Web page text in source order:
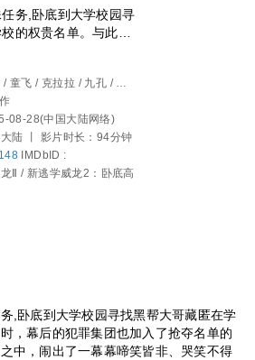
务,卧底到大学校园寻
的权贵名单。与此同
中，闹出了一幕幕啼
精彩场面。
/ 童飞 / 克拉拉 / 九孔 / 句
杰 / 刘頔 / 张春仲 / 邢瀚卿
08-28(中国大陆网络)
陆 丨 影片时长：94分钟
IMDbID :
Ⅱ / 新逃学威龙2：卧底高
,卧底到大学校园寻找黑帮大哥藏匿在学
，幕后的犯罪集团也加入了抢夺名单的
中，闹出了一幕幕啼笑皆非、哭笑不得